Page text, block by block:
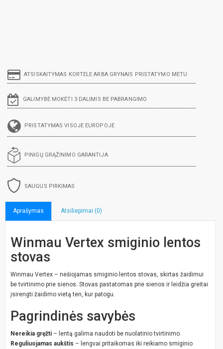
ATSISKAITYMAS KORTELE ARBA GRYNAIS PRISTATYMO METU
GALIMYBĖ MOKĖTI 3 DALIMIS BE PABRANGIMO
PRISTATYMAS VISOJE EUROPOJE
PINIGŲ GRĄŽINIMO GARANTIJA
SAUGUS PIRKIMAS
Aprašymas Atsiliepimai (0)
Winmau Vertex smiginio lentos
stovas
Winmau Vertex – nešiojamas smiginio lentos stovas, skirtas žaidimui
be tvirtinimo prie sienos. Stovas pastatomas prie sienos ir leidžia greitai
įsirengti žaidimo vietą ten, kur patogu.
Pagrindinės savybės
Nereikia gręžti – lentą galima naudoti be nuolatinio tvirtinimo.
Reguliuojamas aukštis – lengvai pritaikomas iki reikiamo smiginio